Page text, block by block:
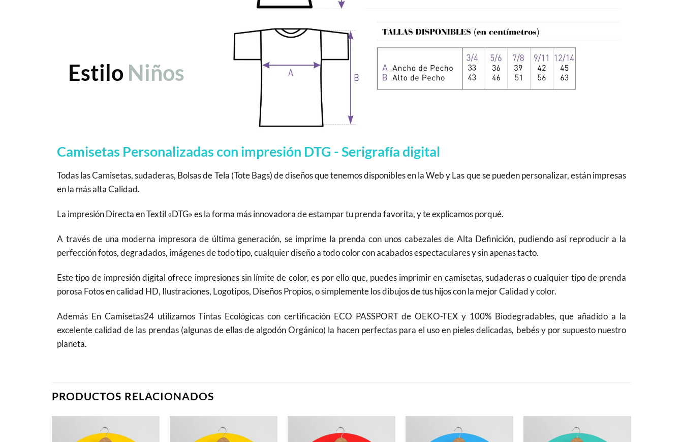
Estilo Niños
Camisetas Personalizadas con impresión DTG - Serigrafía digital
Todas las Camisetas, sudaderas, Bolsas de Tela (Tote Bags) de diseños que tenemos disponibles en la Web y Las que se pueden personalizar, están impresas
en la más alta Calidad.
La impresión Directa en Textil «DTG» es la forma más innovadora de estampar tu prenda favorita, y te explicamos porqué.
A través de una moderna impresora de última generación, se imprime la prenda con unos cabezales de Alta Definición, pudiendo así reproducir a la
perfección fotos, degradados, imágenes de todo tipo, cualquier diseño a todo color con acabados espectaculares y sin apenas tacto.
Este tipo de impresión digital ofrece impresiones sin límite de color, es por ello que, puedes imprimir en camisetas, sudaderas o cualquier tipo de prenda
porosa Fotos en calidad HD, Ilustraciones, Logotipos, Diseños Propios, o simplemente los dibujos de tus hijos con la mejor Calidad y color.
Además En Camisetas24 utilizamos Tintas Ecológicas con certificación ECO PASSPORT de OEKO-TEX y 100% Biodegradables, que añadido a la
excelente calidad de las prendas (algunas de ellas de algodón Orgánico) la hacen perfectas para el uso en pieles delicadas, bebés y por supuesto nuestro
planeta.
PRODUCTOS RELACIONADOS